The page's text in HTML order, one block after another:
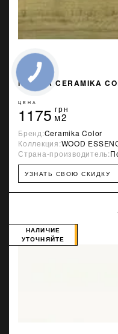
ПЛИТКА CERAMIKA
ЦЕНА
1175 грн
м2
Бренд:Ceramika Color
Коллекция:WOOD
Страна-производитель:
УЗНАТЬ СВОЮ СКИДКУ
НАЛИЧИЕ
УТОЧНЯЙТЕ